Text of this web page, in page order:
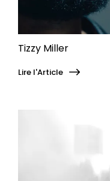
Tizzy Miller
Lire l'Article